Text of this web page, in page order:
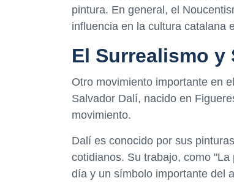
pintura. En general, el
influencia en la cultura catalana
El Surrealismo y
Otro movimiento importante en
Salvador Dalí, nacido en
movimiento.
Dalí es conocido por sus
cotidianos. Su trabajo, como
día y un símbolo importante del